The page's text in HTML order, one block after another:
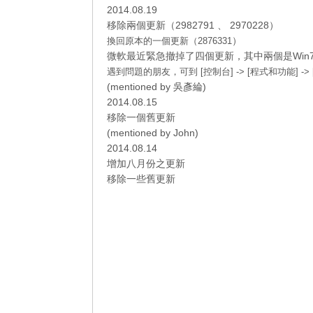
2014.08.19
移除兩個更新（2982791 、 2970228）
換回原本的一個更新（2876331）
微軟最近緊急撤掉了四個更新，其中兩個是
遇到問題的朋友，可到 [控制台] -> [程式和功能] -
(mentioned by 吳彥綸)
2014.08.15
移除一個舊更新
(mentioned by John)
2014.08.14
增加八月份之更新
移除一些舊更新